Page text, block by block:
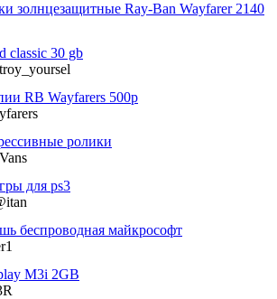
золнцезащитные Ray-Ban Wayfarer 2140
classic 30 gb
RB Wayfarers 500р
ролики
для ps3
беспроводная майкрософт
M3i 2GB